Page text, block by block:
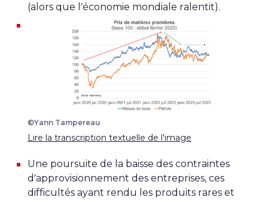
(alors que l’économie mondiale ralentit).
©Yann Tampereau
Lire la transcription textuelle de l'image
Une poursuite de la baisse des contraintes
d’approvisionnement des entreprises, ces
difficultés ayant rendu les produits rares et